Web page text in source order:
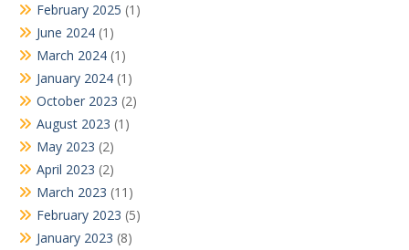
February 2025 (1)
June 2024 (1)
March 2024 (1)
January 2024 (1)
October 2023 (2)
August 2023 (1)
May 2023 (2)
April 2023 (2)
March 2023 (11)
February 2023 (5)
January 2023 (8)